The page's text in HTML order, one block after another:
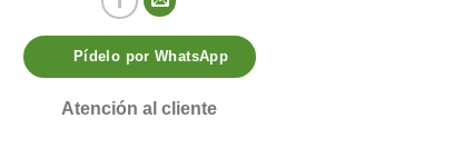
Pídelo por WhatsApp
Atención al cliente